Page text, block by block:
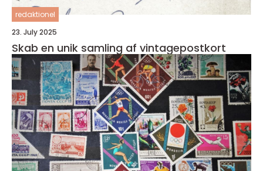
redaktionel
23. July 2025
Skab en unik samling af vintagepostkort